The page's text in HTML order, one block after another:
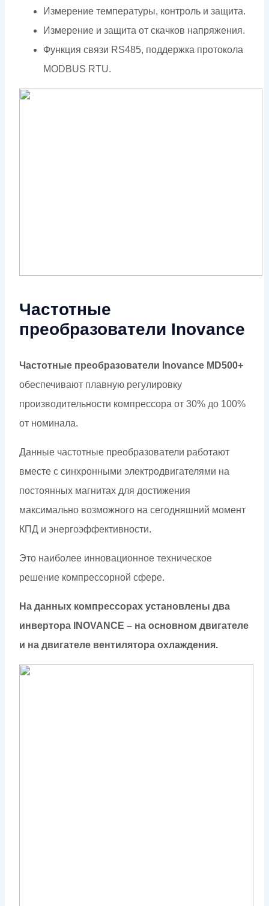
Измерение температуры, контроль и защита.
Измерение и защита от скачков напряжения.
Функция связи RS485, поддержка протокола
MODBUS RTU.
Частотные
преобразователи Inovance
Частотные преобразователи Inovance MD500+
обеспечивают плавную регулировку
производительности компрессора от 30% до 100%
от номинала.
Данные частотные преобразователи работают
вместе с синхронными электродвигателями на
постоянных магнитах для достижения
максимально возможного на сегодняшний момент
КПД и энергоэффективности.
Это наиболее инновационное техническое
решение компрессорной сфере.
На данных компрессорах установлены два
инвертора INOVANCE – на основном двигателе
и на двигателе вентилятора охлаждения.